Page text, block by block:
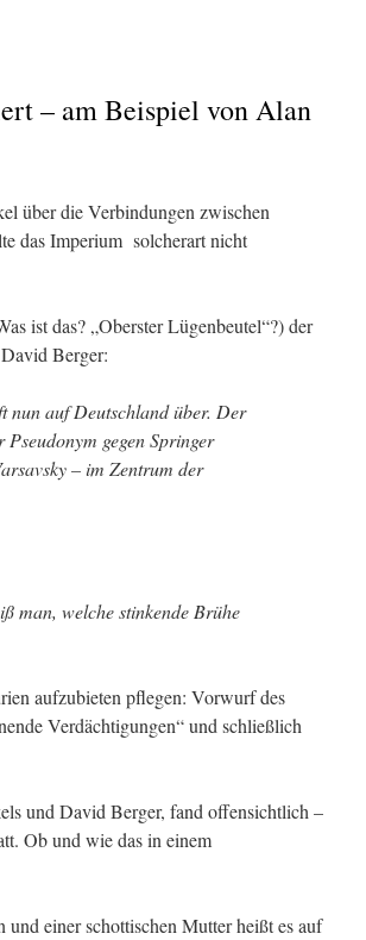
– am Beispiel von Alan
über die Verbindungen zwischen
das Imperium solcherart nicht
ist das? „Oberster Lügenbeutel“?) der
Berger:
nun auf Deutschland über. Der
gegen Springer
– im Zentrum der
man, welche stinkende Brühe
aufzubieten pflegen: Vorwurf des
Verdächtigungen“ und schließlich
und David Berger, fand offensichtlich –
Ob und wie das in einem
und einer schottischen Mutter heißt es auf